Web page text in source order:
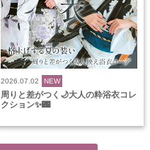
2026.07.02 NEW
周りと差がつく🌙大人の粋浴衣コレ
クション✨🌃